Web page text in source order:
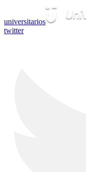
universitarios
twitter